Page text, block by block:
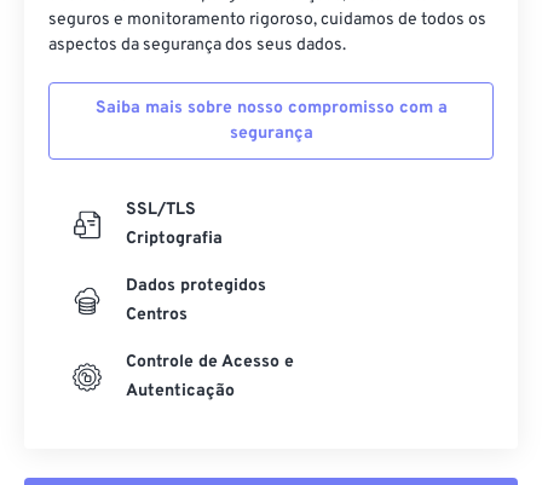
seguros e monitoramento rigoroso, cuidamos de todos os
aspectos da segurança dos seus dados.
Saiba mais sobre nosso compromisso com a
segurança
SSL/TLS
Criptografia
Dados protegidos
Centros
Controle de Acesso e
Autenticação